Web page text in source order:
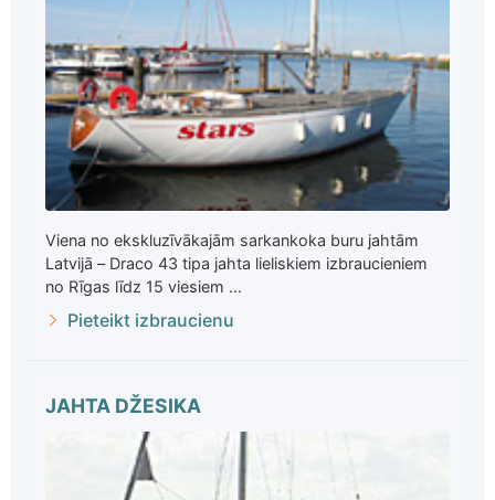
Viena no ekskluzīvākajām sarkankoka buru jahtām
Latvijā – Draco 43 tipa jahta lieliskiem izbraucieniem
no Rīgas līdz 15 viesiem ...
Pieteikt izbraucienu
JAHTA DŽESIKA